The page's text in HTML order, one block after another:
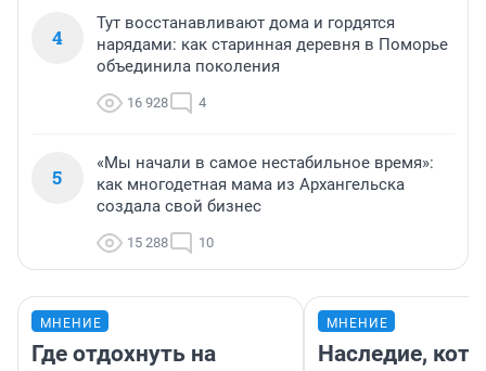
4
Тут восстанавливают дома и гордятся
нарядами: как старинная деревня в Поморье
объединила поколения
16 928 4
5
«Мы начали в самое нестабильное время»:
как многодетная мама из Архангельска
создала свой бизнес
15 288 10
МНЕНИЕ
Где отдохнуть на
МНЕНИЕ
Наследие,